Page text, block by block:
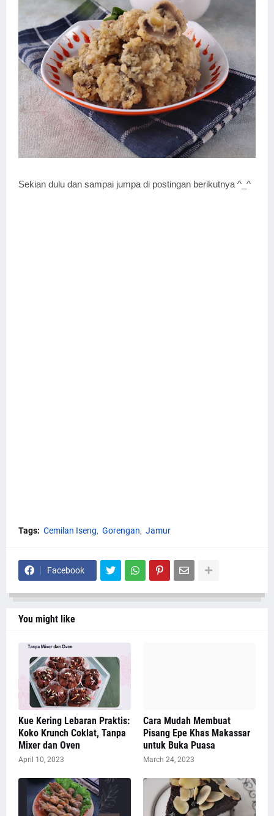
Sekian dulu dan sampai jumpa di postingan berikutnya ^_^
Tags: Cemilan Iseng Gorengan Jamur
Facebook
You might like
Kue Kering Lebaran Praktis:
Koko Krunch Coklat, Tanpa
Mixer dan Oven
April 10, 2023
Cara Mudah Membuat
Pisang Epe Khas Makassar
untuk Buka Puasa
March 24, 2023